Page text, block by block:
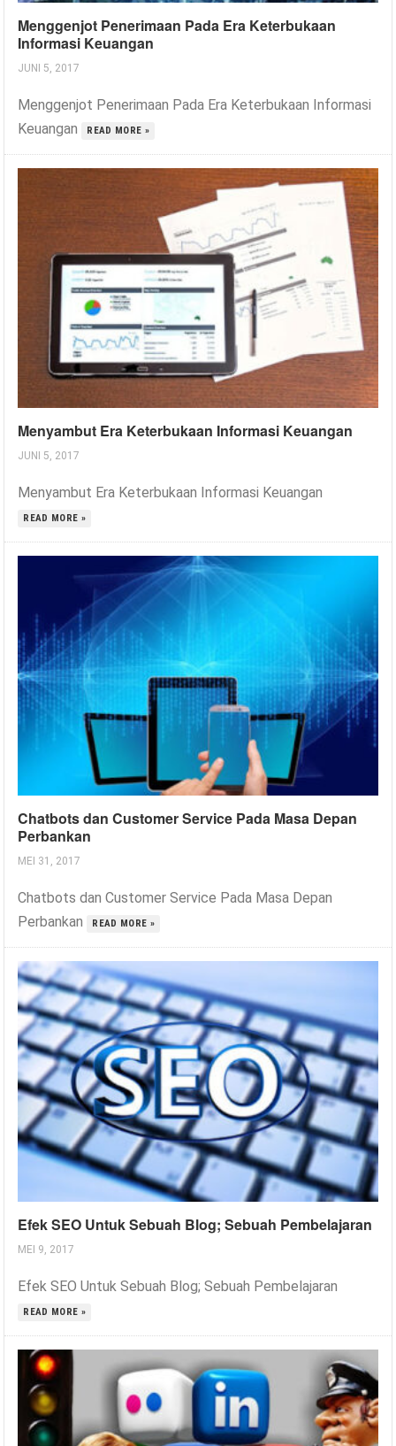
Menggenjot Penerimaan Pada Era Keterbukaan
Informasi Keuangan
JUNI 5, 2017
Menggenjot Penerimaan Pada Era Keterbukaan Informasi
Keuangan
READ MORE »
Menyambut Era Keterbukaan Informasi Keuangan
JUNI 5, 2017
Menyambut Era Keterbukaan Informasi Keuangan
READ MORE »
Chatbots dan Customer Service Pada Masa Depan
Perbankan
MEI 31, 2017
Chatbots dan Customer Service Pada Masa Depan
Perbankan
READ MORE »
Efek SEO Untuk Sebuah Blog; Sebuah Pembelajaran
MEI 9, 2017
Efek SEO Untuk Sebuah Blog; Sebuah Pembelajaran
READ MORE »